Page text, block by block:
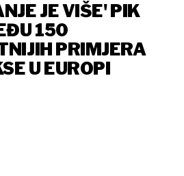
JE VIŠE' PIK
150
PRIMJERA
U EUROPI